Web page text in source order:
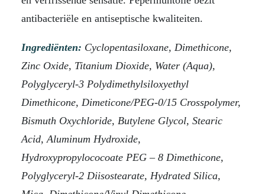
antibacteriële en antiseptische kwaliteiten.
Ingrediënten: Cyclopentasiloxane, Dimethicone,
Zinc Oxide, Titanium Dioxide, Water (Aqua),
Polyglyceryl-3 Polydimethylsiloxyethyl
Dimethicone, Dimeticone/PEG-0/15 Crosspolymer,
Bismuth Oxychloride, Butylene Glycol, Stearic
Acid, Aluminum Hydroxide,
Hydroxypropylococoate PEG – 8 Dimethicone,
Polyglyceryl-2 Diisostearate, Hydrated Silica,